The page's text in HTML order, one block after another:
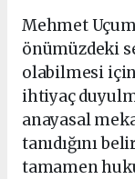
Mehmet
önümüzdeki
olabilmesi
ihtiyaç
anayasal
tanıdığını
tamamen